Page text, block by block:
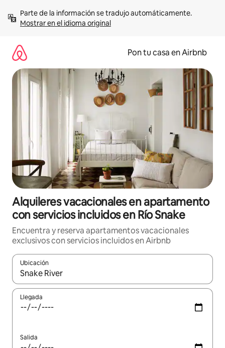
contenidoMostrar en el idioma original
Pon tu casa en Airbnb
Alquileres vacacionales en apartamento
con servicios incluidos en Río Snake
Encuentra y reserva apartamentos vacacionales
exclusivos con servicios incluidos en Airbnb
Ubicación
Cuando los resultados estén disponibles, navega con las
Llegada
Salida